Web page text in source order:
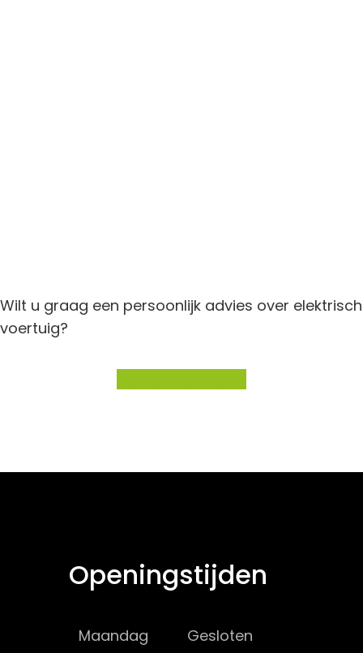
Wilt u graag een persoonlijk advies over elektrisch
voertuig?
Openingstijden
Maandag
Gesloten